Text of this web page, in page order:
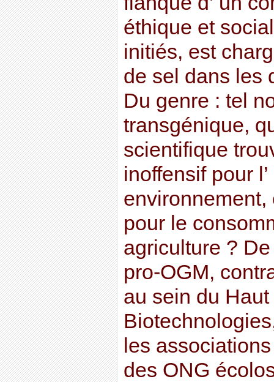
éthique et
initiés, est
de sel dans les
Du genre : tel
transgénique,
scientifique
inoffensif pour
pour le
agriculture ?
pro-OGM,
au sein du
les
des ONG